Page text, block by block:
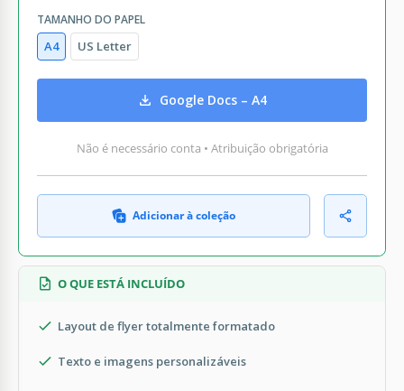
TAMANHO DO PAPEL
A4 US Letter
Google Docs – A4
Não é necessário conta • Atribuição obrigatória
Adicionar à coleção
O QUE ESTÁ INCLUÍDO
Layout de flyer totalmente formatado
Texto e imagens personalizáveis